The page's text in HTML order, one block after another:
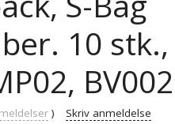
10
BV002
Skriv anmeldelse